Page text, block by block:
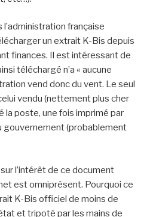
française
un extrait K-Bis depuis
finances. Il est intéressant de
téléchargé n’a « aucune
vend donc du vent. Le seul
vendu (nettement plus cher
la poste, une fois imprimé par
gouvernement (probablement
sur l’intérêt de ce document
est omniprésent. Pourquoi ce
K-Bis officiel de moins de
et tripoté par les mains de